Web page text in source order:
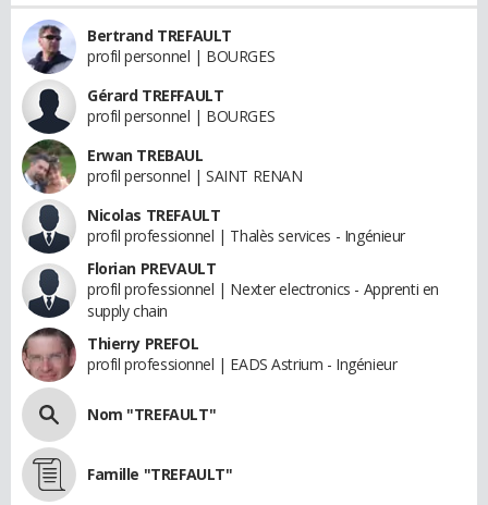
Bertrand TREFAULT
profil personnel | BOURGES
Gérard TREFFAULT
profil personnel | BOURGES
Erwan TREBAUL
profil personnel | SAINT RENAN
Nicolas TREFAULT
profil professionnel | Thalès services - Ingénieur
Florian PREVAULT
profil professionnel | Nexter electronics - Apprenti en
supply chain
Thierry PREFOL
profil professionnel | EADS Astrium - Ingénieur
Nom "TREFAULT"
Famille "TREFAULT"